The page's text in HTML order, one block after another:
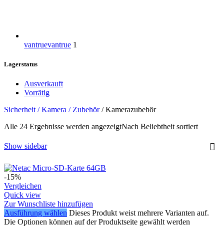
vantruevantrue 1
Lagerstatus
Ausverkauft
Vorrätig
Sicherheit / Kamera / Zubehör/ Kamerazubehör
Alle 24 Ergebnisse werden angezeigtNach Beliebtheit sortiert
Show sidebar
-15%
Vergleichen
Quick view
Zur Wunschliste hinzufügen
Ausführung wählen Dieses Produkt weist mehrere Varianten auf.
Die Optionen können auf der Produktseite gewählt werden